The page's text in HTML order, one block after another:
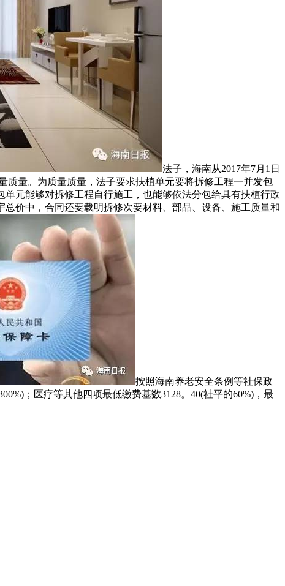
法子，海南从2017年7月1日
质量。为质量质量，法子要求扶植单元要将拆修工程一并发包
元能够对拆修工程自行施工，也能够依法分包给具有扶植行政
价中，合同还要载明拆修次要材料、部品、设备、施工质量和
按照海南养老安全条例等社保政
；医疗等其他四项最低缴费基数3128。40(社平的60%)，最